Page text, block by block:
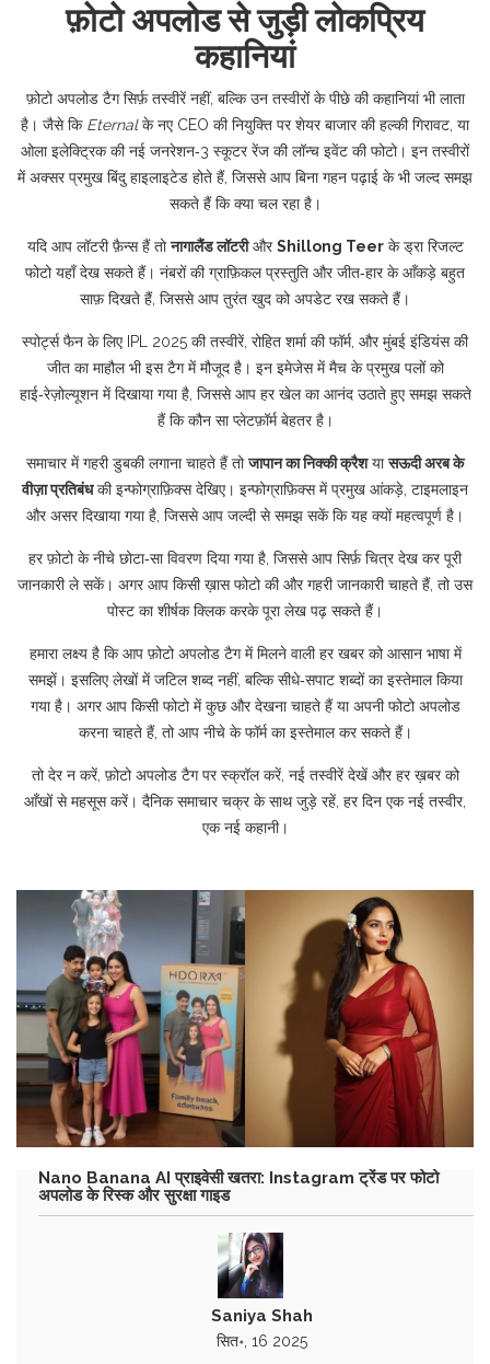
फ़ोटो अपलोड से जुड़ी लोकप्रिय
कहानियां
फ़ोटो अपलोड टैग सिर्फ़ तस्वीरें नहीं, बल्कि उन तस्वीरों के पीछे की कहानियां भी लाता
है। जैसे कि Eternalके नए CEO की नियुक्ति पर शेयर बाजार की हल्की गिरावट, या
ओला इलेक्ट्रिक की नई जनरेशन‑3 स्कूटर रेंज की लॉन्च इवेंट की फोटो। इन तस्वीरों
में अक्सर प्रमुख बिंदु हाइलाइटेड होते हैं, जिससे आप बिना गहन पढ़ाई के भी जल्द समझ
सकते हैं कि क्या चल रहा है।
यदि आप लॉटरी फ़ैन्स हैं तोनागालैंड लॉटरीऔरShillong Teerके ड्रा रिजल्ट
फोटो यहाँ देख सकते हैं। नंबरों की ग्राफ़िकल प्रस्तुति और जीत‑हार के आँकड़े बहुत
साफ़ दिखते हैं, जिससे आप तुरंत खुद को अपडेट रख सकते हैं।
स्पोर्ट्स फैन के लिए IPL 2025 की तस्वीरें, रोहित शर्मा की फॉर्म, और मुंबई इंडियंस की
जीत का माहौल भी इस टैग में मौजूद है। इन इमेजेस में मैच के प्रमुख पलों को
हाई‑रेज़ोल्यूशन में दिखाया गया है, जिससे आप हर खेल का आनंद उठाते हुए समझ सकते
हैं कि कौन सा प्लेटफ़ॉर्म बेहतर है।
समाचार में गहरी डुबकी लगाना चाहते हैं तोजापान का निक्की क्रैशयासऊदी अरब के
वीज़ा प्रतिबंधकी इन्फोग्राफ़िक्स देखिए। इन्फोग्राफ़िक्स में प्रमुख आंकड़े, टाइमलाइन
और असर दिखाया गया है, जिससे आप जल्दी से समझ सकें कि यह क्यों महत्वपूर्ण है।
हर फ़ोटो के नीचे छोटा‑सा विवरण दिया गया है, जिससे आप सिर्फ़ चित्र देख कर पूरी
जानकारी ले सकें। अगर आप किसी ख़ास फोटो की और गहरी जानकारी चाहते हैं, तो उस
पोस्ट का शीर्षक क्लिक करके पूरा लेख पढ़ सकते हैं।
हमारा लक्ष्य है कि आप फ़ोटो अपलोड टैग में मिलने वाली हर खबर को आसान भाषा में
समझें। इसलिए लेखों में जटिल शब्द नहीं, बल्कि सीधे‑सपाट शब्दों का इस्तेमाल किया
गया है। अगर आप किसी फोटो में कुछ और देखना चाहते हैं या अपनी फोटो अपलोड
करना चाहते हैं, तो आप नीचे के फॉर्म का इस्तेमाल कर सकते हैं।
तो देर न करें, फ़ोटो अपलोड टैग पर स्क्रॉल करें, नई तस्वीरें देखें और हर ख़बर को
आँखों से महसूस करें। दैनिक समाचार चक्र के साथ जुड़े रहें, हर दिन एक नई तस्वीर,
एक नई कहानी।
Nano Banana AI प्राइवेसी खतरा: Instagram ट्रेंड पर फोटो
अपलोड के रिस्क और सुरक्षा गाइड
Saniya Shah
सित॰, 16 2025